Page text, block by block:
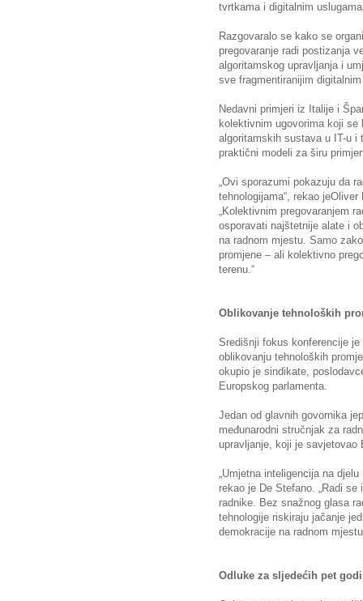
tvrtkama i digitalnim
Razgovaralo se kako se
pregovaranje radi postizanja
algoritamskog upravljanja i
sve fragmentiranijim
Nedavni primjeri iz Italije i
kolektivnim ugovorima koji
algoritamskih sustava u IT-u i
praktični modeli za širu
„Ovi sporazumi pokazuju da
tehnologijama“, rekao
„Kolektivnim pregovaranjem
osporavati najštetnije alate i
na radnom mjestu. Samo
promjene – ali kolektivno
terenu.“
Oblikovanje tehnoloških
Središnji fokus konferencije
oblikovanju tehnoloških
okupio je sindikate,
Europskog parlamenta.
Jedan od glavnih govornika
međunarodni stručnjak za
upravljanje, koji je savjetovao
„Umjetna inteligencija na
rekao je De Stefano. „Radi
radnike. Bez snažnog glasa
tehnologije riskiraju jačanje
demokracije na radnom
Odluke za sljedećih pet